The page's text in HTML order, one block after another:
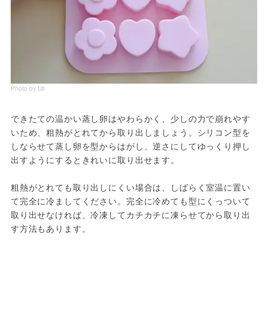
Photo by Uli
できたての温かい蒸し卵はやわらかく、少しの力で崩れやす
いため、粗熱がとれてから取り出しましょう。シリコン型を
しならせて蒸し卵を型からはがし、逆さにしてゆっくり押し
出すようにするときれいに取り出せます。
粗熱がとれても取り出しにくい場合は、しばらく室温に置い
て完全に冷ましてください。完全に冷めても型にくっついて
取り出せなければ、冷凍してカチカチに凍らせてから取り出
す方法もあります。